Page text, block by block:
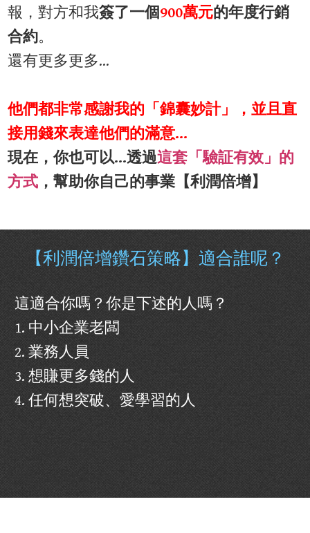
報，對方和我簽了一個900萬元的年度行銷
合約。​
還有更多更多…
他們都非常感謝我的「錦囊妙計」，並且直
接用錢來表達他們的滿意…
現在，你也可以…透過這套「驗証有效」的
方式 ，幫助你自己的事業【利潤倍增】​
【利潤倍增鑽石策略】適合誰呢？​
這適合你嗎？你是下述的人嗎？
1. 中小企業老闆
2. 業務人員
3. 想賺更多錢的人
4.​ 任何想突破、愛學習的人
​[tu_countdown id=5647 design=3]
[/tu_countdown]